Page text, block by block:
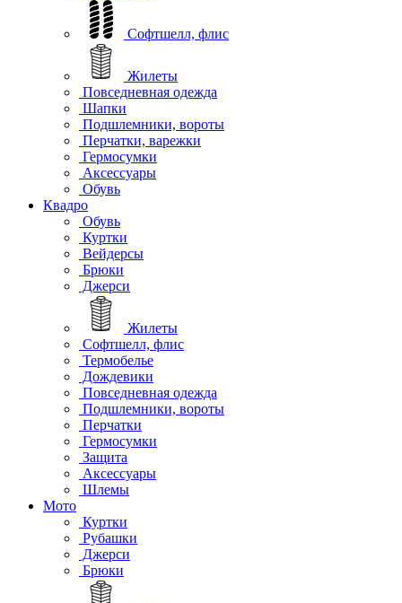
Софтшелл, флис
Жилеты
Повседневная одежда
Шапки
Подшлемники, вороты
Перчатки, варежки
Гермосумки
Аксессуары
Обувь
Квадро
Обувь
Куртки
Вейдерсы
Брюки
Джерси
Жилеты
Софтшелл, флис
Термобелье
Дождевики
Повседневная одежда
Подшлемники, вороты
Перчатки
Гермосумки
Защита
Аксессуары
Шлемы
Мото
Куртки
Рубашки
Джерси
Брюки